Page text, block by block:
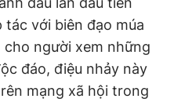
tác với biên đạo múa
cho người xem những
đáo, điệu nhảy này
mạng xã hội trong